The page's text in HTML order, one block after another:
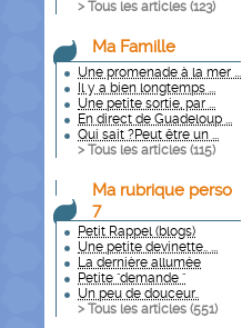
> Tous les articles (123)
Ma Famille
Une promenade à la mer ...
Il y a bien longtemps ...
Une petite sortie, par ...
En direct de Guadeloup ...
Qui sait ?Peut être un ...
> Tous les articles (115)
Ma rubrique perso
7
Petit Rappel (blogs)
Une petite devinette.. ...
La dernière allumée
Petite "demande "
Un peu de douceur..
> Tous les articles (551)